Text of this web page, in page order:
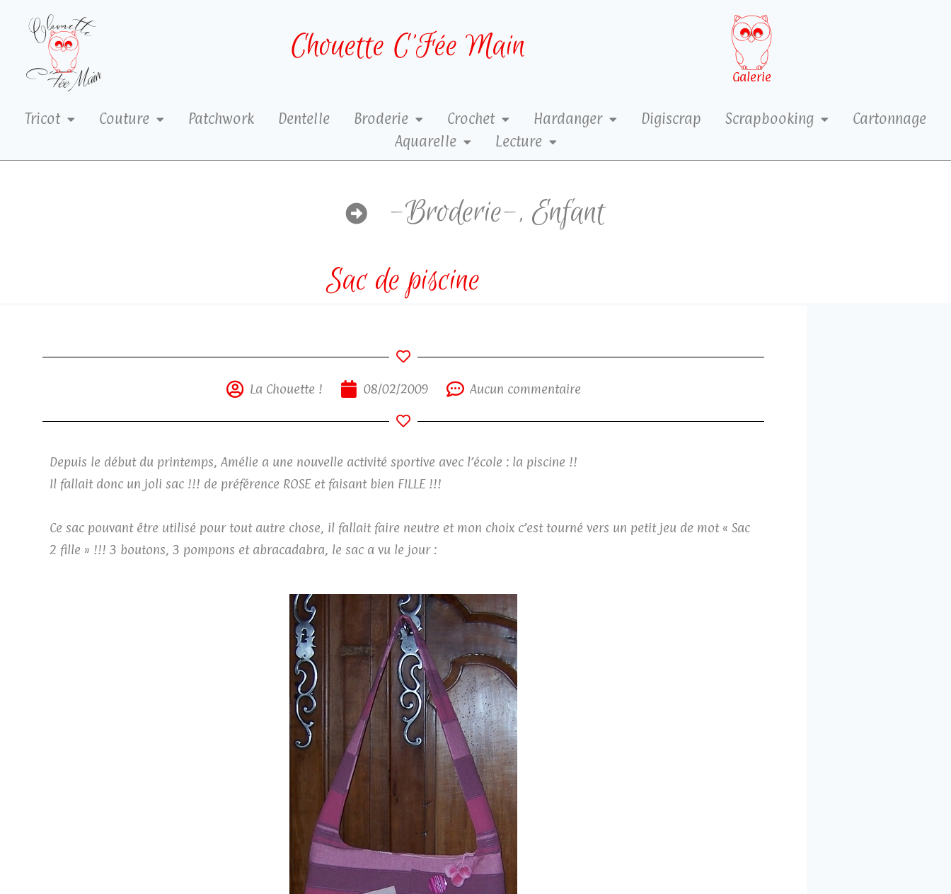
Chouette C’Fée Main
Galerie
Tricot Couture Patchwork Dentelle Broderie Crochet Hardanger Digiscrap Scrapbooking
Cartonnage
Aquarelle
Lecture
-Broderie-, Enfant
Sac de piscine
La Chouette ! 08/02/2009 Aucun commentaire
Depuis le début du printemps, Amélie a une nouvelle activité sportive avec l’école : la piscine !!
Il fallait donc un joli sac !!! de préférence ROSE et faisant bien FILLE !!!
Ce sac pouvant être utilisé pour tout autre chose, il fallait faire neutre et mon choix c’est tourné vers un petit jeu de mot « Sac
2 fille » !!! 3 boutons, 3 pompons et abracadabra, le sac a vu le jour :